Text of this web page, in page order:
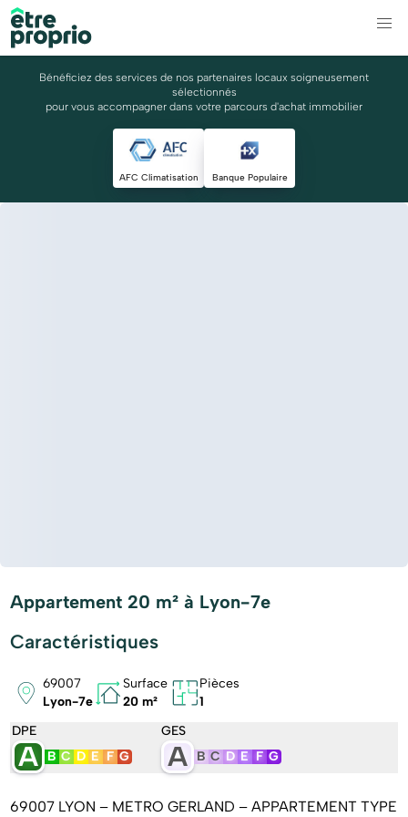
Bénéficiez des services de nos partenaires locaux soigneusement
sélectionnés
pour vous accompagner dans votre parcours d'achat immobilier
AFC Climatisation Banque Populaire
Appartement 20 m² à Lyon-7e
Caractéristiques
69007
Lyon-7e
Surface
20 m²
Pièces
1
DPE
A B C D E F G
GES
A B C D E F G
69007 LYON – METRO GERLAND – APPARTEMENT TYPE